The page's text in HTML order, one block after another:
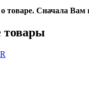
товаре. Сначала Вам
товары